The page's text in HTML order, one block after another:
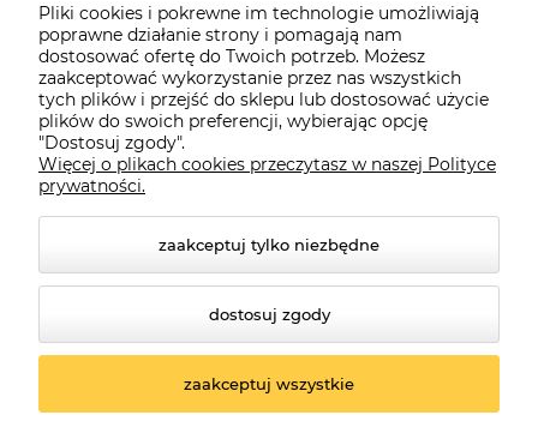
Moje konto
O firmie
Czerwona Dynia|ul. Konarskiego 9a| 66-200 Świebodzin |
Pliki cookies i pokrewne im technologie umożliwiają
poprawne działanie strony i pomagają nam
dostosować ofertę do Twoich potrzeb. Możesz
zaakceptować wykorzystanie przez nas wszystkich
tych plików i przejść do sklepu lub dostosować użycie
plików do swoich preferencji, wybierając opcję
"Dostosuj zgody".
Więcej o plikach cookies przeczytasz w naszej Polityce
prywatności.
zaakceptuj tylko niezbędne
dostosuj zgody
zaakceptuj wszystkie